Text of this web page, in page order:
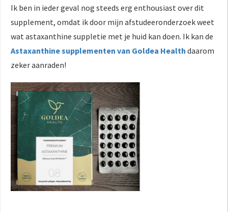
Ik ben in ieder geval nog steeds erg enthousiast over dit
supplement, omdat ik door mijn afstudeeronderzoek weet
wat astaxanthine suppletie met je huid kan doen. Ik kan de
Astaxanthine supplementen van Goldea Health daarom
zeker aanraden!